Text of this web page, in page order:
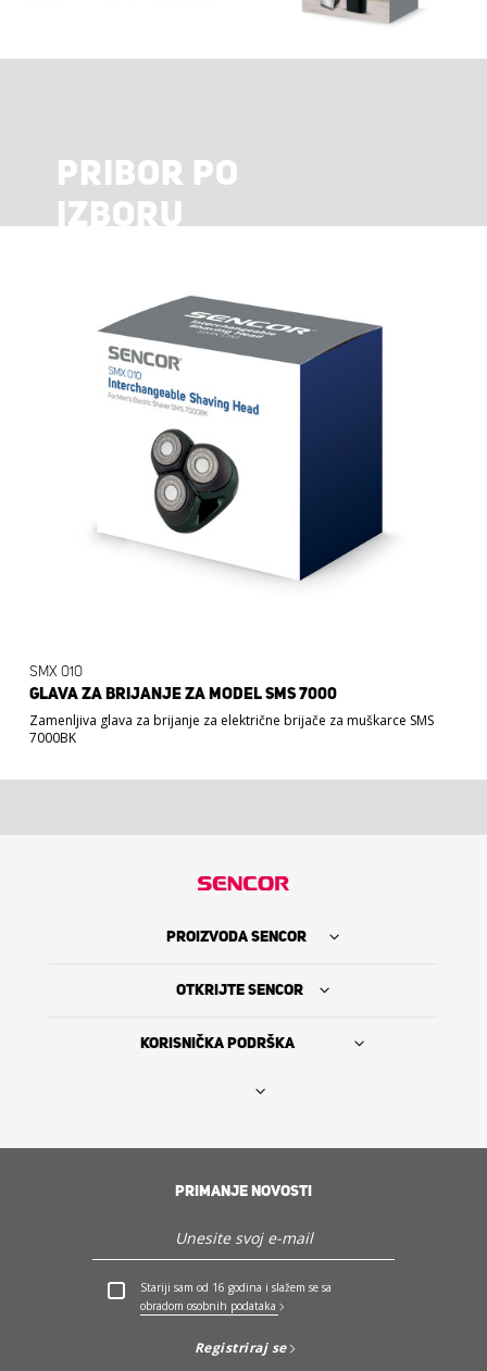
PRIBOR PO
IZBORU
SMX 010
GLAVA ZA BRIJANJE ZA MODEL SMS 7000
Zamenljiva glava za brijanje za električne brijače za muškarce SMS
7000BK
11,90 €
PROIZVODA SENCOR
OTKRIJTE SENCOR
KORISNIČKA PODRŠKA
PRIMANJE NOVOSTI
Stariji sam od 16 godina i slažem se sa
obradom osobnih podataka
Registriraj se